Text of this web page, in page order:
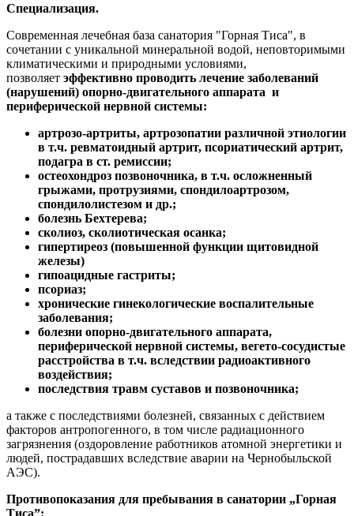
Специализация.
Современная лечебная база санатория "Горная Тиса", в
сочетании с уникальной минеральной водой, неповторимыми
климатическими и природными условиями,
позволяет эффективно проводить лечение заболеваний
(нарушений) опорно-двигательного аппарата и
периферической нервной системы:
артрозо-артриты, артрозопатии различной этиологии
в т.ч. ревматоидный артрит, псориатический артрит,
подагра в ст. ремиссии;
остеохондроз позвоночника, в т.ч. осложненный
грыжами, протрузиями, спондилоартрозом,
спондилолистезом и др.;
болезнь Бехтерева;
сколиоз, сколиотическая осанка;
гипертиреоз (повышенной функции щитовидной
железы)
гипоацидные гастриты;
псориаз;
хронические гинекологические воспалительные
заболевания;
болезни опорно-двигательного аппарата,
периферической нервной системы, вегето-сосудистые
расстройства в т.ч. вследствии радиоактивного
воздействия;
последствия травм суставов и позвоночника;
а также с последствиями болезней, связанных с действием
факторов антропогенного, в том числе радиационного
загрязнения (оздоровление работников атомной энергетики и
людей, пострадавших вследствие аварии на Чернобыльской
АЭС).
Противопоказания для пребывания в санатории „Горная
Тиса”: